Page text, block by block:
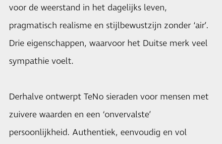
voor de weerstand in het dagelijks leven,
pragmatisch realisme en stijlbewustzijn zonder ‘air’.
Drie eigenschappen, waarvoor het Duitse merk veel
sympathie voelt.
Derhalve ontwerpt TeNo sieraden voor mensen met
zuivere waarden en een ‘onvervalste’
persoonlijkheid. Authentiek, eenvoudig en vol